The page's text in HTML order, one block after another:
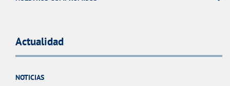
Actualidad
NOTICIAS